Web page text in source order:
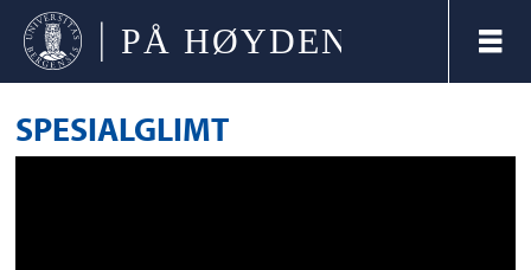
SPESIALGLIMT